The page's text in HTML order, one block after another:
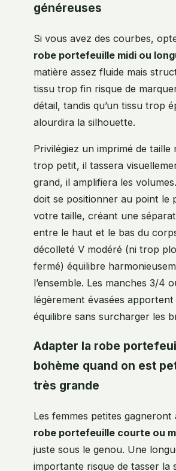
généreuses
Si vous avez des courbes,
robe portefeuille midi ou
matière assez fluide mais
tissu trop fin risque de
détail, tandis qu’un tissu trop
alourdira la silhouette.
Privilégiez un imprimé de taille
trop petit, il tassera
grand, il amplifiera les
doit se positionner au point le
votre taille, créant une
entre le haut et le bas du
décolleté V modéré (ni trop
fermé) équilibre
l’ensemble. Les manches 3/4
légèrement évasées
équilibre sans surcharger les
Adapter la robe
bohème quand on est
très grande
Les femmes petites gagneront
robe portefeuille courte ou
juste sous le genou. Une
importante risque de tasser la